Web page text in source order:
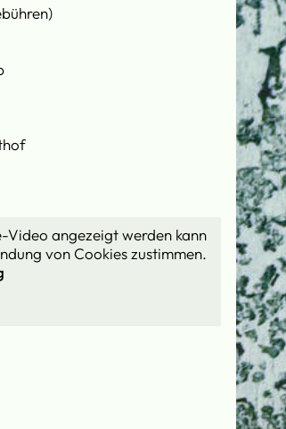
Video angezeigt werden kann
von Cookies zustimmen.